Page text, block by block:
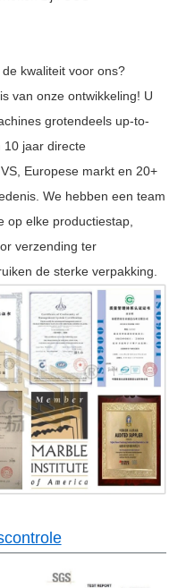
kwaliteit voor ons?
van onze ontwikkeling! U
grotendeels up-to-
10 jaar directe
Europese markt en 20+
We hebben een team
op elke productiestap,
verzending ter
de sterke verpakking.